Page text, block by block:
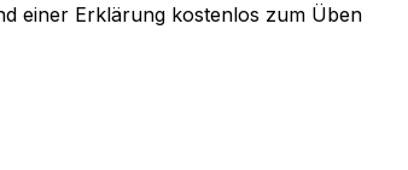
einer Erklärung kostenlos zum Üben